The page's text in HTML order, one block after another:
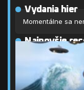
Vydania hier
Momentálne sa
Najnovšie